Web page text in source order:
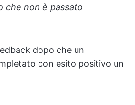
che non è passato
dopo che un
con esito positivo un